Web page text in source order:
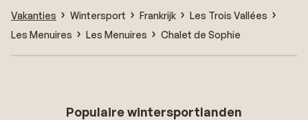
Vakanties Wintersport Frankrijk
Les Trois Vallées
Les Menuires
Les Menuires Chalet de Sophie
Populaire wintersportlanden